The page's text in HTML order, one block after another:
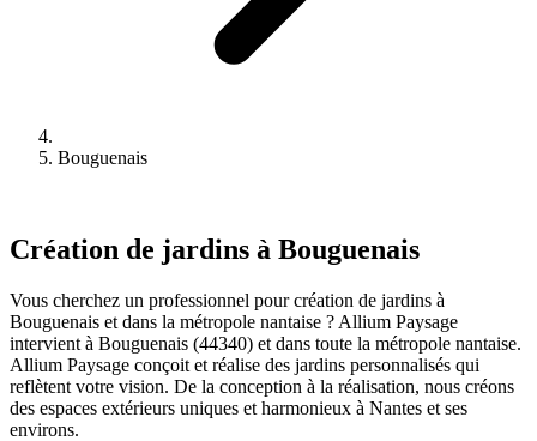
Bouguenais
Création de jardins à Bouguenais
Vous cherchez un professionnel pour création de jardins à
Bouguenais et dans la métropole nantaise ? Allium Paysage
intervient à Bouguenais (44340) et dans toute la métropole nantaise.
Allium Paysage conçoit et réalise des jardins personnalisés qui
reflètent votre vision. De la conception à la réalisation, nous créons
des espaces extérieurs uniques et harmonieux à Nantes et ses
environs.